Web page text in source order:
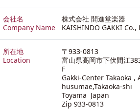
会社名
Company Name
株式会社 開進堂楽器
KAISHINDO GAKKI Co.,
所在地
Location
〒933-0813
富山県高岡市下伏間江
F
Gakki-Center Takaoka ,
husumae,Takaoka-shi
Toyama Japan
Zip 933-0813